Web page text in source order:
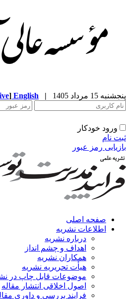
پنجشنبه 15 مرداد 1405 |
English
]
ورود خودکار
ثبت نام
بازیابی رمز عبور
صفحه اصلی
اطلاعات نشریه
درباره نشریه
اهداف و چشم انداز
همکاران نشریه
هیأت تحریریه نشریه
موضوعات قابل چاپ در
اصول اخلاقی انتشار مقاله
فرایند بررسی و داوری